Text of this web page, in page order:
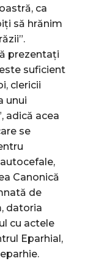
ca
să hrănim
prezentați
suficient
clericii
unui
adică acea
se
Canonică
de
datoria
cu actele
Eparhial,